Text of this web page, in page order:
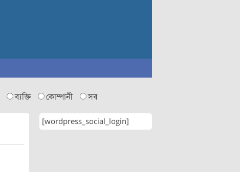
ব্যক্তি কোম্পানী সব
[wordpress_social_login]